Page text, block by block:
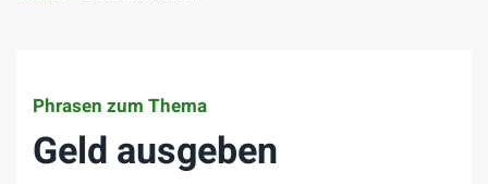
Phrasen zum Thema
Geld ausgeben